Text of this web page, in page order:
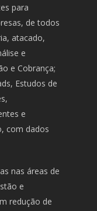
para
de todos
atacado,
e
e Cobrança;
Estudos de
e
com dados
nas áreas de
e
redução de